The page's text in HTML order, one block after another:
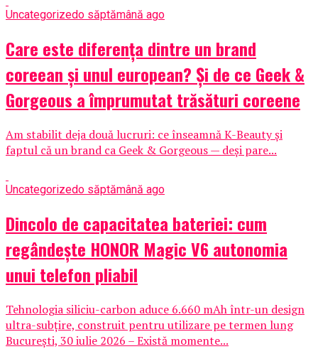
Uncategorizedo săptămână ago
Care este diferența dintre un brand
coreean și unul european? Și de ce Geek &
Gorgeous a împrumutat trăsături coreene
Am stabilit deja două lucruri: ce înseamnă K-Beauty și
faptul că un brand ca Geek & Gorgeous — deși pare...
Uncategorizedo săptămână ago
Dincolo de capacitatea bateriei: cum
regândește HONOR Magic V6 autonomia
unui telefon pliabil
Tehnologia siliciu-carbon aduce 6.660 mAh într-un design
ultra-subțire, construit pentru utilizare pe termen lung
București, 30 iulie 2026 – Există momente...